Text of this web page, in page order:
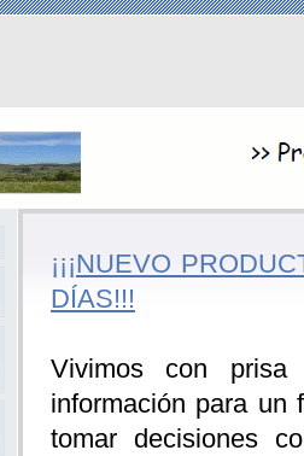
¡¡¡NUEVO
DÍAS!!!
Vivimos con
información para un
tomar decisiones